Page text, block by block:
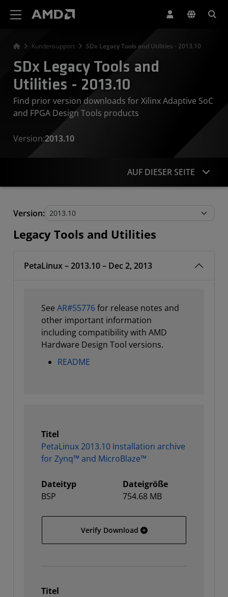
Kundensupport SDx Legacy Tools and Utilities - 2013.10
SDx Legacy Tools and
Utilities - 2013.10
Find prior version downloads for Xilinx Adaptive SoC
and FPGA Design Tools products
Version:2013.10
AUF DIESER SEITE
Legacy Tools and Utilities
Version:
Legacy Tools and Utilities
PetaLinux – 2013.10 – Dec 2, 2013
See AR#55776for release notes and
other important information
including compatibility with AMD
Hardware Design Tool versions.
README
Titel
PetaLinux 2013.10 Installation archive
for Zynq™ and MicroBlaze™
Dateityp
BSP
Dateigröße
754.68 MB
Verify Download PetaLinux 2013.10
Titel